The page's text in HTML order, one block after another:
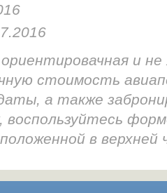
и
стоимость
а также
воспользуйтесь
в